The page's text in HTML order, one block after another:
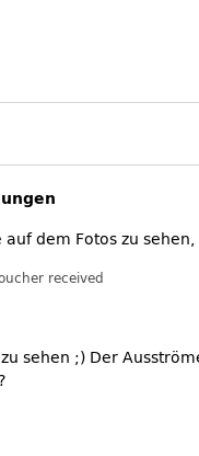
auf dem Fotos zu
received
sehen ;) Der